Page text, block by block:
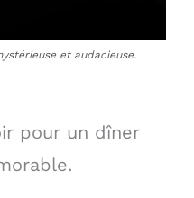
et audacieuse.
pour un dîner